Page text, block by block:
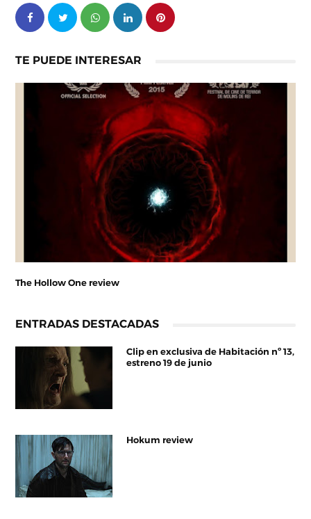
TE PUEDE INTERESAR
The Hollow One review
ENTRADAS DESTACADAS
Clip en exclusiva de Habitación nº 13,
estreno 19 de junio
Hokum review